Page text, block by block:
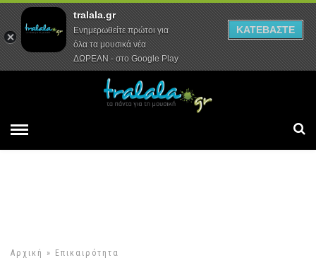
Αρχική Συνεντεύξεις Ρεπορτάζ
Αρχική » Επικαιρότητα
tralala.gr
Ενημερωθείτε πρώτοι για
όλα τα μουσικά νέα
ΔΩΡΕΑΝ - στο Google Play
ΚΑΤΕΒΑΣΤΕ